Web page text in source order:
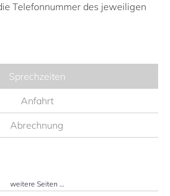
Telefonnummer des jeweiligen
Sprechzeiten
Anfahrt
Abrechnung
weitere Seiten …